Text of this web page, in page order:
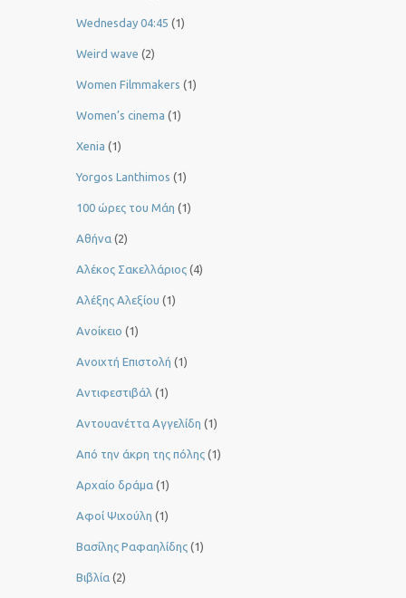
Wednesday 04:45 (1)
Weird wave (2)
Women Filmmakers (1)
Women’s cinema (1)
Xenia (1)
Yorgos Lanthimos (1)
100 ώρες του Μάη (1)
Αθήνα (2)
Αλέκος Σακελλάριος (4)
Αλέξης Αλεξίου (1)
Ανοίκειο (1)
Ανοιχτή Επιστολή (1)
Αντιφεστιβάλ (1)
Αντουανέττα Αγγελίδη (1)
Από την άκρη της πόλης (1)
Αρχαίο δράμα (1)
Αφοί Ψιχούλη (1)
Βασίλης Ραφαηλίδης (1)
Βιβλία (2)